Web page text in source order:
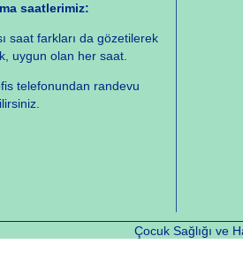
saatlerimiz:
saat farkları da gözetilerek
uygun olan her saat.
telefonundan randevu
Çocuk Sağlığı ve